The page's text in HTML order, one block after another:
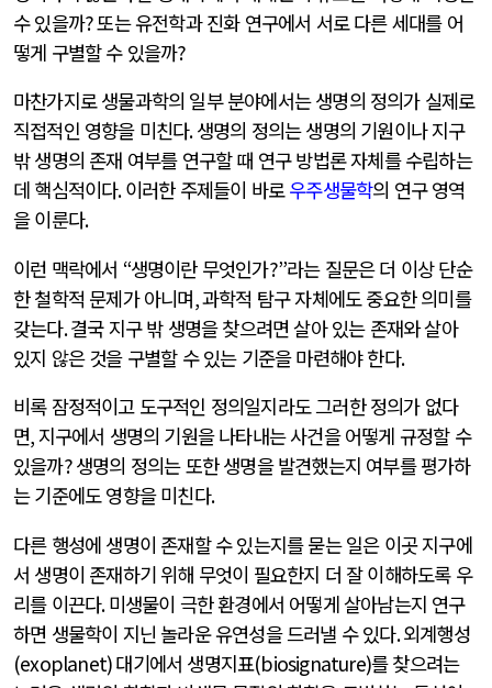
수 있을까?또는 유전학과 진화 연구에서 서로 다른 세대를 어
떻게 구별할 수 있을까?
마찬가지로 생물과학의 일부 분야에서는 생명의 정의가 실제로
직접적인 영향을 미친다.생명의 정의는 생명의 기원이나 지구
밖 생명의 존재 여부를 연구할 때 연구 방법론 자체를 수립하는
데 핵심적이다.이러한 주제들이 바로우주생물학의 연구 영역
을 이룬다.
이런 맥락에서 “생명이란 무엇인가?”라는 질문은 더 이상 단순
한 철학적 문제가 아니며,과학적 탐구 자체에도 중요한 의미를
갖는다.결국 지구 밖 생명을 찾으려면 살아 있는 존재와 살아
있지 않은 것을 구별할 수 있는 기준을 마련해야 한다.
비록 잠정적이고 도구적인 정의일지라도 그러한 정의가 없다
면, 지구에서 생명의 기원을 나타내는 사건을 어떻게 규정할 수
있을까?생명의 정의는 또한 생명을 발견했는지 여부를 평가하
는 기준에도 영향을 미친다.
다른 행성에 생명이 존재할 수 있는지를 묻는 일은 이곳 지구에
서 생명이 존재하기 위해 무엇이 필요한지 더 잘 이해하도록 우
리를 이끈다.미생물이 극한 환경에서 어떻게 살아남는지 연구
하면 생물학이 지닌 놀라운 유연성을 드러낼 수 있다.외계행성
(exoplanet)대기에서 생명지표(biosignature)를 찾으려는